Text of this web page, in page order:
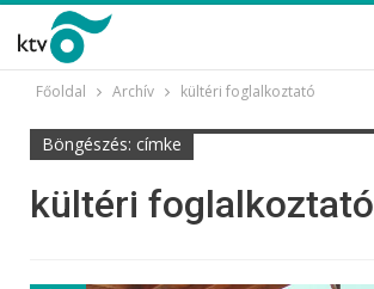
Főoldal Archív kültéri foglalkoztató
Böngészés: címke
kültéri foglalkoztató